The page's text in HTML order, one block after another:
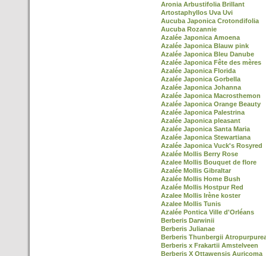
Aronia Arbustifolia Brillant
Artostaphyllos Uva Uvi
Aucuba Japonica Crotondifolia
Aucuba Rozannie
Azalée Japonica Amoena
Azalée Japonica Blauw pink
Azalée Japonica Bleu Danube
Azalée Japonica Fête des mères
Azalée Japonica Florida
Azalée Japonica Gorbella
Azalée Japonica Johanna
Azalée Japonica Macrosthemon
Azalée Japonica Orange Beauty
Azalée Japonica Palestrina
Azalée Japonica pleasant
Azalée Japonica Santa Maria
Azalée Japonica Stewartiana
Azalée Japonica Vuck's Rosyred
Azalée Mollis Berry Rose
Azalee Mollis Bouquet de flore
Azalée Mollis Gibraltar
Azalée Mollis Home Bush
Azalée Mollis Hostpur Red
Azalee Mollis Irène koster
Azalee Mollis Tunis
Azalée Pontica Ville d'Orléans
Berberis Darwinii
Berberis Julianae
Berberis Thunbergii
Berberis x Frakartii Amstelveen
Berberis X Ottawensis Auricoma